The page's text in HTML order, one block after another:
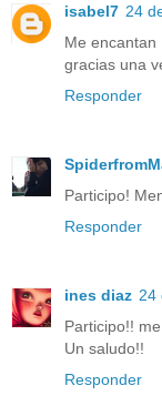
isabel7 24
Me encantan
gracias una
Responder
Participo!
Responder
ines diaz 24
Participo!!
Un saludo!!
Responder